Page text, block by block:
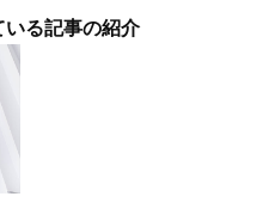
羽根布団 固定 物干竿
日本製 シンプル 布団
る記事の紹介